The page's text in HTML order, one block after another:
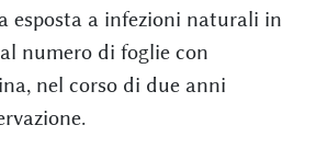
esposta a infezioni naturali in
numero di foglie con
nel corso di due anni